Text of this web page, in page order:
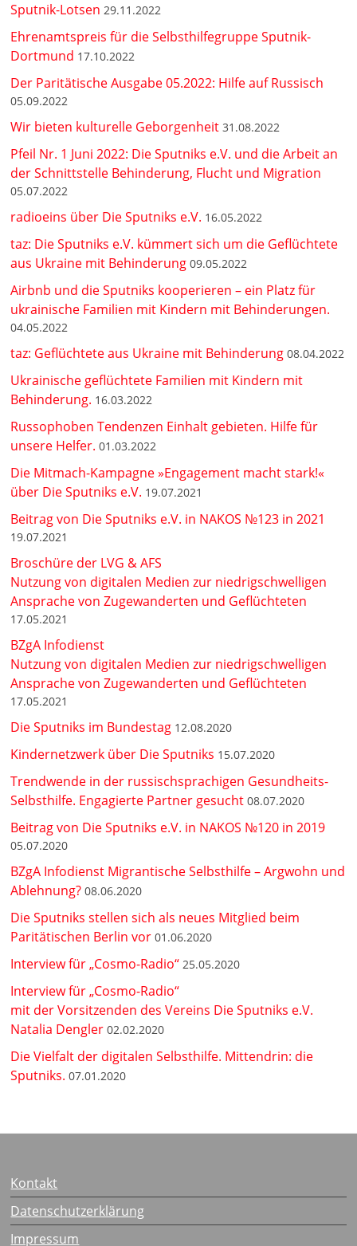
Sputnik-Lotsen 29.11.2022
Ehrenamtspreis für die Selbsthilfegruppe Sputnik-
Dortmund 17.10.2022
Der Paritätische Ausgabe 05.2022: Hilfe auf Russisch
05.09.2022
Wir bieten kulturelle Geborgenheit 31.08.2022
Pfeil Nr. 1 Juni 2022: Die Sputniks e.V. und die Arbeit an
der Schnittstelle Behinderung, Flucht und Migration
05.07.2022
radioeins über Die Sputniks e.V. 16.05.2022
taz: Die Sputniks e.V. kümmert sich um die Geflüchtete
aus Ukraine mit Behinderung 09.05.2022
Airbnb und die Sputniks kooperieren – ein Platz für
ukrainische Familien mit Kindern mit Behinderungen.
04.05.2022
taz: Geflüchtete aus Ukraine mit Behinderung 08.04.2022
Ukrainische geflüchtete Familien mit Kindern mit
Behinderung. 16.03.2022
Russophoben Tendenzen Einhalt gebieten. Hilfe für
unsere Helfer. 01.03.2022
Die Mitmach-Kampagne »Engagement macht stark!«
über Die Sputniks e.V. 19.07.2021
Beitrag von Die Sputniks e.V. in NAKOS №123 in 2021
19.07.2021
Broschüre der LVG & AFS
Nutzung von digitalen Medien zur niedrigschwelligen
Ansprache von Zugewanderten und Geflüchteten
17.05.2021
BZgA Infodienst
Nutzung von digitalen Medien zur niedrigschwelligen
Ansprache von Zugewanderten und Geflüchteten
17.05.2021
Die Sputniks im Bundestag 12.08.2020
Kindernetzwerk über Die Sputniks 15.07.2020
Trendwende in der russischsprachigen Gesundheits-
Selbsthilfe. Engagierte Partner gesucht 08.07.2020
Beitrag von Die Sputniks e.V. in NAKOS №120 in 2019
05.07.2020
BZgA Infodienst Migrantische Selbsthilfe – Argwohn und
Ablehnung? 08.06.2020
Die Sputniks stellen sich als neues Mitglied beim
Paritätischen Berlin vor 01.06.2020
Interview für „Cosmo-Radio“ 25.05.2020
Interview für „Cosmo-Radio“
mit der Vorsitzenden des Vereins Die Sputniks e.V.
Natalia Dengler 02.02.2020
Die Vielfalt der digitalen Selbsthilfe. Mittendrin: die
Sputniks. 07.01.2020
Kontakt
Datenschutzerklärung
Impressum